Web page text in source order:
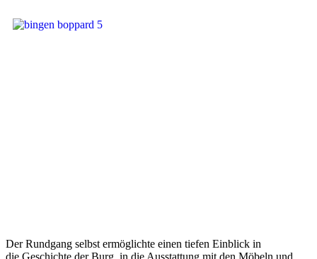
Der Rundgang selbst ermöglichte einen tiefen Einblick in
die Geschichte der Burg, in die Ausstattung mit den Möbeln und